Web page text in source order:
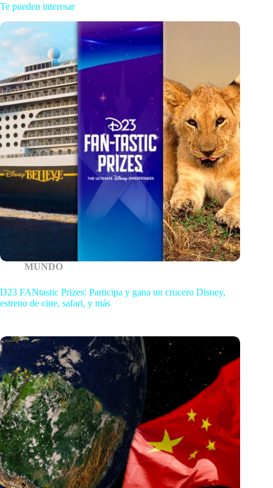
Te pueden interesar
MUNDO
D23 FANtastic Prizes: Participa y gana un crucero Disney,
estreno de cine, safari, y más